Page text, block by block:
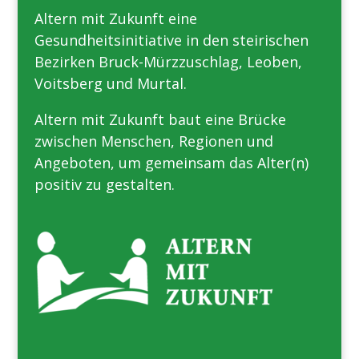
Altern mit Zukunft eine
Gesundheitsinitiative in den steirischen
Bezirken Bruck-Mürzzuschlag, Leoben,
Voitsberg und Murtal.
Altern mit Zukunft baut eine Brücke
zwischen Menschen, Regionen und
Angeboten, um gemeinsam das Alter(n)
positiv zu gestalten.